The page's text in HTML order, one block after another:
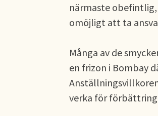
närmaste
omöjligt att ta
Många av de
en frizon i Bombay
verka för